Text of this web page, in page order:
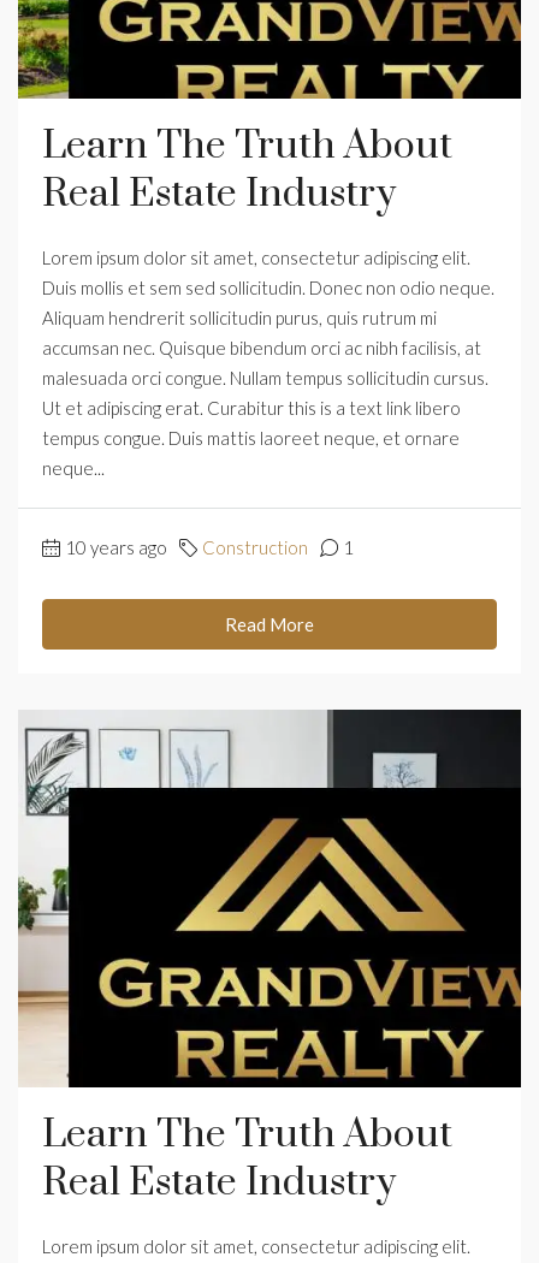
Learn The Truth About
Real Estate Industry
Lorem ipsum dolor sit amet, consectetur adipiscing elit.
Duis mollis et sem sed sollicitudin. Donec non odio neque.
Aliquam hendrerit sollicitudin purus, quis rutrum mi
accumsan nec. Quisque bibendum orci ac nibh facilisis, at
malesuada orci congue. Nullam tempus sollicitudin cursus.
Ut et adipiscing erat. Curabitur this is a text link libero
tempus congue. Duis mattis laoreet neque, et ornare
neque...
10 years ago Construction 1
Read More
Learn The Truth About
Real Estate Industry
Lorem ipsum dolor sit amet, consectetur adipiscing elit.